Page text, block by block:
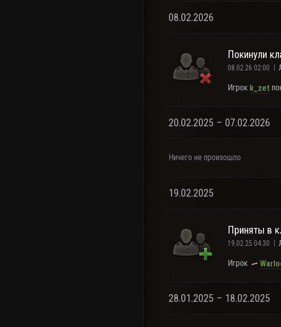
08.02.2026
Покинули
08.02.26 02:00
Игрок k_zet
20.02.2025 – 07.02.2026
Ничего не произошло
19.02.2025
Приняты в
19.02.25 04:30
Игрок
28.01.2025 – 18.02.2025